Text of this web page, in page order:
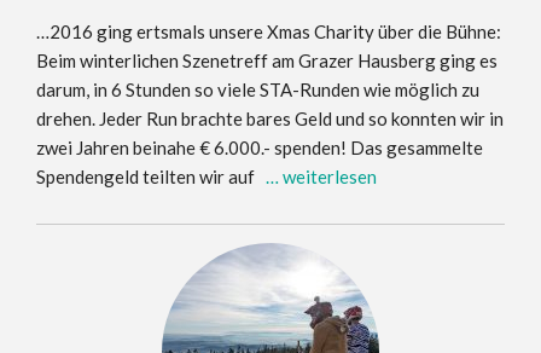
…2016 ging ertsmals unsere Xmas Charity über die Bühne:
Beim winterlichen Szenetreff am Grazer Hausberg ging es
darum, in 6 Stunden so viele STA-Runden wie möglich zu
drehen. Jeder Run brachte bares Geld und so konnten wir in
zwei Jahren beinahe € 6.000.- spenden! Das gesammelte
Spendengeld teilten wir auf … weiterlesen